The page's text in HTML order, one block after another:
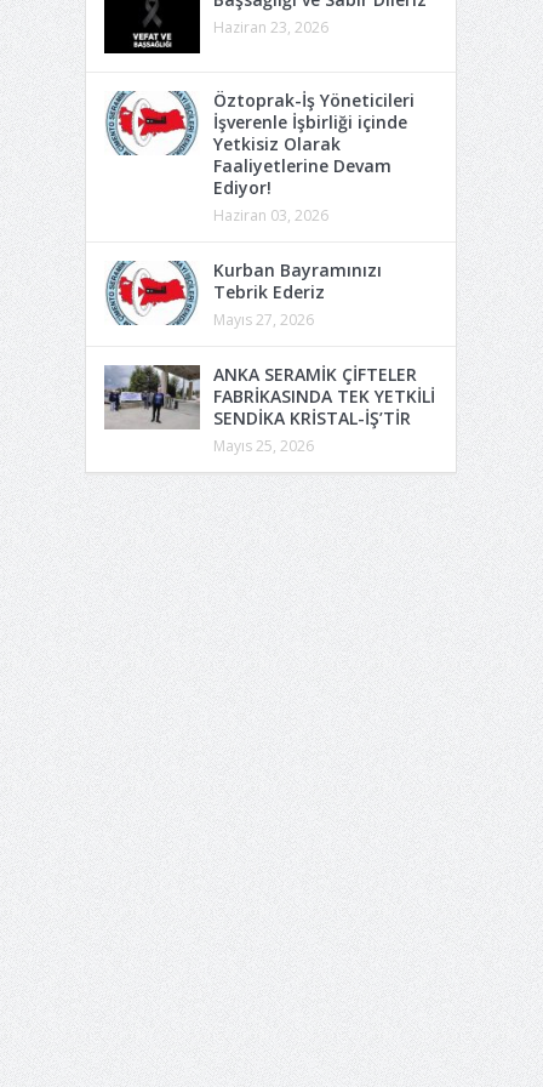
Haziran 23, 2026
Öztoprak-İş Yöneticileri
İşverenle İşbirliği içinde
Yetkisiz Olarak
Faaliyetlerine Devam
Ediyor!
Haziran 03, 2026
Kurban Bayramınızı
Tebrik Ederiz
Mayıs 27, 2026
ANKA SERAMİK ÇİFTELER
FABRİKASINDA TEK YETKİLİ
SENDİKA KRİSTAL-İŞ’TİR
Mayıs 25, 2026